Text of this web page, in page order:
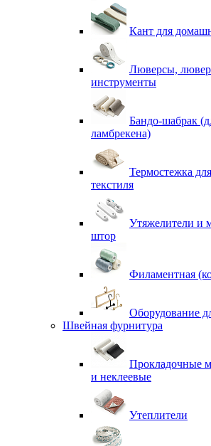
Кант для
Люверсы,
инструменты
Бандо-шабрак
ламбрекена)
Термостежка
текстиля
Утяжелители и
штор
Филаментная
Оборудование
Швейная фурнитура
Прокладочные
и неклеевые
Утеплители